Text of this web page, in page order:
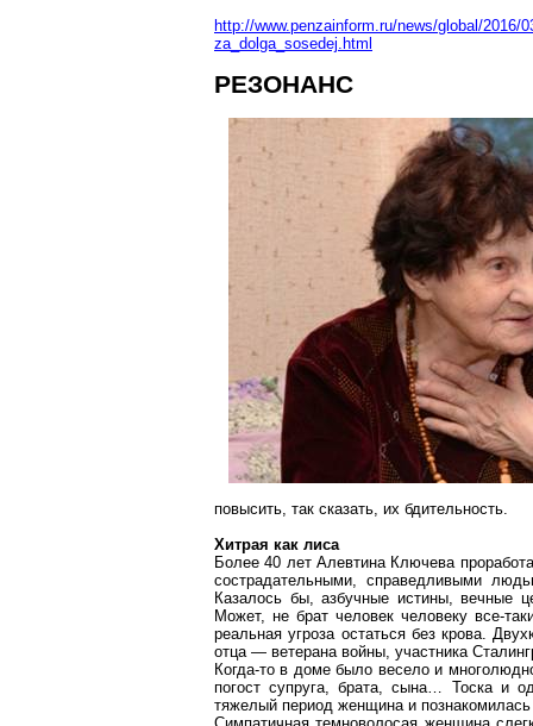
http://www.penzainform.ru/news/global/2016/
za_dolga_sosedej.html
РЕЗОНАНС
повысить, так сказать, их бдительность.
Хитрая как лиса
Более 40 лет Алевтина Ключева
сострадательными, справедливыми
Казалось бы, азбучные истины, вечные
Может, не брат человек человеку все-
реальная угроза остаться без крова.
отца — ветерана войны, участника
Когда-то в доме было весело и
погост супруга, брата, сына… Тоска и
тяжелый период женщина и